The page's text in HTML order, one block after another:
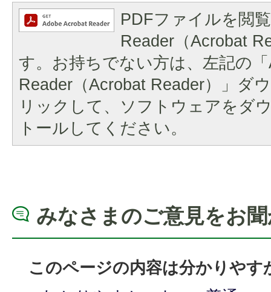
PDFファイルを閲
Reader（Acrobat
す。お持ちでない方は、左記の
Reader（Acrobat Reader）」ダ
リックして、ソフトウェアをダ
トールしてください。
みなさまのご意見をお
このページの内容は分かりやす